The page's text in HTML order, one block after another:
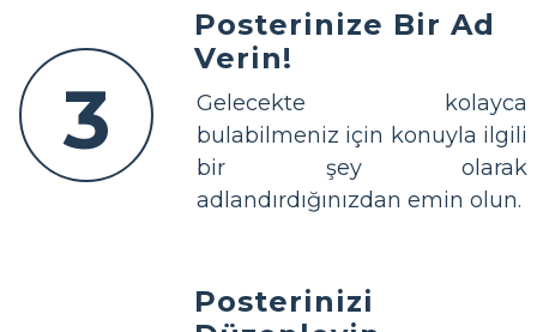
3
Posterinize Bir Ad
Verin!
Gelecekte kolayca
bulabilmeniz için konuyla ilgili
bir şey olarak
adlandırdığınızdan emin olun.
Posterinizi